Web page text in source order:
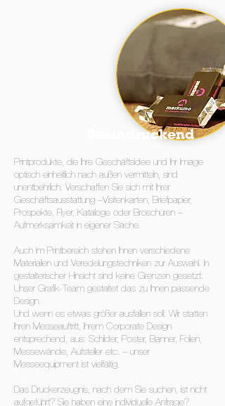
Beeindruckend
Printprodukte, die Ihre Geschäftsidee und Ihr Image
optisch einheitlich nach außen vermitteln, sind
unentbehrlich. Verschaffen Sie sich mit Ihrer
Geschäftsausstattung –Visitenkarten, Briefpapier,
Prospekte, Flyer, Kataloge oder Broschüren –
Aufmerksamkeit in eigener Sache.
Auch im Printbereich stehen Ihnen verschiedene
Materialien und Veredelungstechniken zur Auswahl. In
gestalterischer Hinsicht sind keine Grenzen gesetzt.
Unser Grafik-Team gestaltet das zu Ihnen passende
Design.
Und wenn es etwas größer ausfallen soll: Wir statten
Ihren Messeauftritt, Ihrem Corporate Design
entsprechend, aus: Schilder, Poster, Banner, Folien,
Messewände, Aufsteller etc. – unser
Messeequipment ist vielfältig.
Das Druckerzeugnis, nach dem Sie suchen, ist nicht
aufgeführt? Sie haben eine individuelle Anfrage?